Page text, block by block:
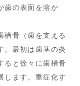
歯の表面を溶か
槽骨（歯を支える
。最初は歯茎の炎
ると徐々に歯槽骨
します。重症化す